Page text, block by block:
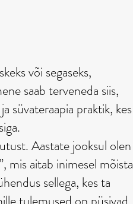
või segaseks,
saab terveneda siis,
süvateraapia praktik, kes
Aastate jooksul olen
mis aitab inimesel mõista
sellega, kes ta